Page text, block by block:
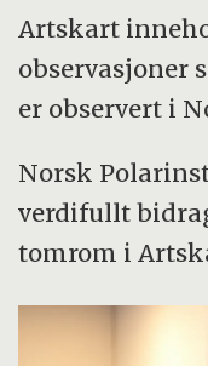
Artskart
observasjoner
er observert i
Norsk
verdifullt
tomrom i